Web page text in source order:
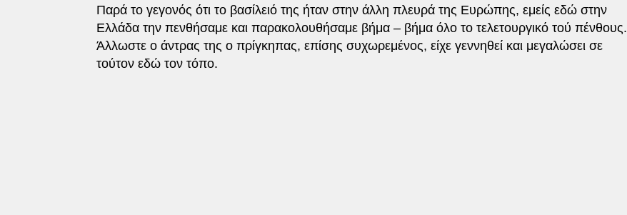
Παρά το γεγονός ότι το βασίλειό της ήταν στην άλλη πλευρά της Ευρώπης, εμείς εδώ στην
Ελλάδα την πενθήσαμε και παρακολουθήσαμε βήμα – βήμα όλο το τελετουργικό τού πένθους.
Άλλωστε ο άντρας της ο πρίγκηπας, επίσης συχωρεμένος, είχε γεννηθεί και μεγαλώσει σε
τούτον εδώ τον τόπο.